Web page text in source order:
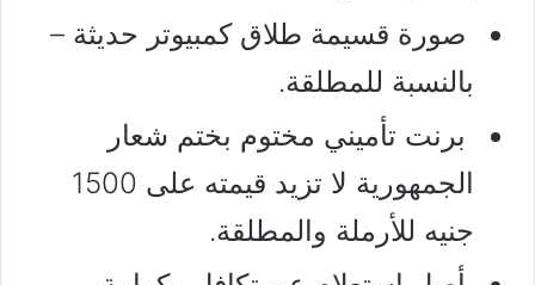
صورة قسيمة طلاق كمبيوتر حديثة –
بالنسبة للمطلقة.
برنت تأميني مختوم بختم شعار
الجمهورية لا تزيد قيمته على 1500
جنيه للأرملة والمطلقة.